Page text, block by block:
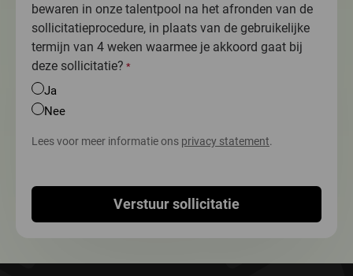
bewaren in onze talentpool na het afronden van de
sollicitatieprocedure, in plaats van de gebruikelijke
termijn van 4 weken waarmee je akkoord gaat bij
deze sollicitatie? *
Ja
Nee
Lees voor meer informatie ons privacy statement.
Verstuur sollicitatie